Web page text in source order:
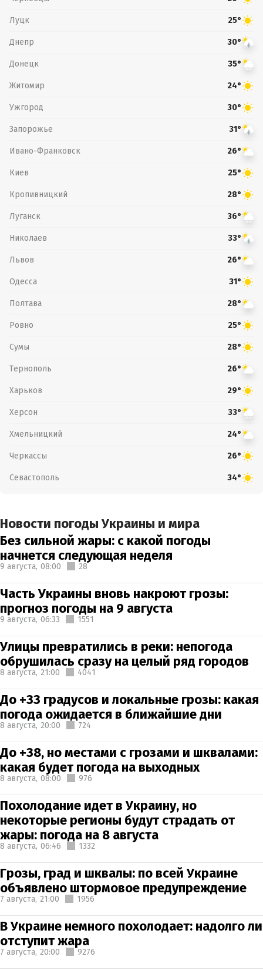
Луцк 25°
Днепр 30°
Донецк 35°
Житомир 24°
Ужгород 30°
Запорожье 31°
Ивано-Франковск 26°
Киев 25°
Кропивницкий 28°
Луганск 36°
Николаев 33°
Львов 26°
Одесса 31°
Полтава 28°
Ровно 25°
Сумы 28°
Тернополь 26°
Харьков 29°
Херсон 33°
Хмельницкий 24°
Черкассы 26°
Севастополь 34°
Новости погоды Украины и мира
Без сильной жары: с какой погоды
начнется следующая неделя
9 августа, 08:00 28
Часть Украины вновь накроют грозы:
прогноз погоды на 9 августа
9 августа, 06:33 1551
Улицы превратились в реки: непогода
обрушилась сразу на целый ряд городов
8 августа, 21:00 4041
До +33 градусов и локальные грозы: какая
погода ожидается в ближайшие дни
8 августа, 20:00 724
До +38, но местами с грозами и шквалами:
какая будет погода на выходных
8 августа, 08:00 976
Похолодание идет в Украину, но
некоторые регионы будут страдать от
жары: погода на 8 августа
8 августа, 06:46 1332
Грозы, град и шквалы: по всей Украине
объявлено штормовое предупреждение
7 августа, 21:00 1956
В Украине немного похолодает: надолго ли
отступит жара
7 августа, 20:00 9276